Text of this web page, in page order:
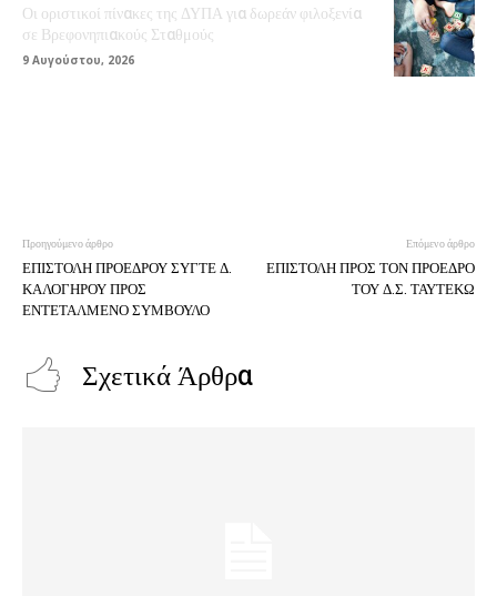
Οι οριστικοί πίνακες της ΔΥΠΑ για δωρεάν φιλοξενία
σε Βρεφονηπιακούς Σταθμούς
9 Αυγούστου, 2026
Προηγούμενο άρθρο
ΕΠΙΣΤΟΛΗ ΠΡΟΕΔΡΟΥ ΣΥΓΤΕ Δ.
ΚΑΛΟΓΗΡΟΥ ΠΡΟΣ
ΕΝΤΕΤΑΛΜΕΝΟ ΣΥΜΒΟΥΛΟ
Επόμενο άρθρο
ΕΠΙΣΤΟΛΗ ΠΡΟΣ ΤΟΝ ΠΡΟΕΔΡΟ
ΤΟΥ Δ.Σ. ΤΑΥΤΕΚΩ
Σχετικά Άρθρα